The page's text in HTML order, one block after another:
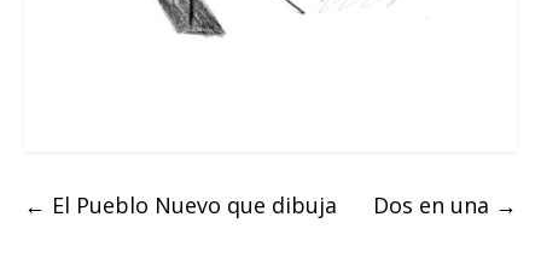
← El Pueblo Nuevo que dibuja Dos en una →